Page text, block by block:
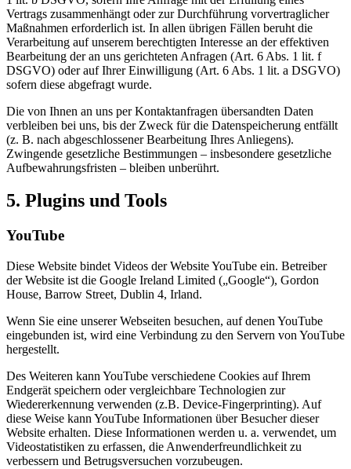
Vertrags zusammenhängt oder zur Durchführung vorvertraglicher
Maßnahmen erforderlich ist. In allen übrigen Fällen beruht die
Verarbeitung auf unserem berechtigten Interesse an der effektiven
Bearbeitung der an uns gerichteten Anfragen (Art. 6 Abs. 1 lit. f
DSGVO) oder auf Ihrer Einwilligung (Art. 6 Abs. 1 lit. a DSGVO)
sofern diese abgefragt wurde.
Die von Ihnen an uns per Kontaktanfragen übersandten Daten
verbleiben bei uns, bis der Zweck für die Datenspeicherung entfällt
(z. B. nach abgeschlossener Bearbeitung Ihres Anliegens).
Zwingende gesetzliche Bestimmungen – insbesondere gesetzliche
Aufbewahrungsfristen – bleiben unberührt.
5. Plugins und Tools
YouTube
Diese Website bindet Videos der Website YouTube ein. Betreiber
der Website ist die Google Ireland Limited („Google“), Gordon
House, Barrow Street, Dublin 4, Irland.
Wenn Sie eine unserer Webseiten besuchen, auf denen YouTube
eingebunden ist, wird eine Verbindung zu den Servern von YouTube
hergestellt.
Des Weiteren kann YouTube verschiedene Cookies auf Ihrem
Endgerät speichern oder vergleichbare Technologien zur
Wiedererkennung verwenden (z.B. Device-Fingerprinting). Auf
diese Weise kann YouTube Informationen über Besucher dieser
Website erhalten. Diese Informationen werden u. a. verwendet, um
Videostatistiken zu erfassen, die Anwenderfreundlichkeit zu
verbessern und Betrugsversuchen vorzubeugen.